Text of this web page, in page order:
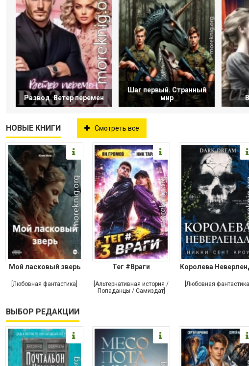
Развод. Ветер перемен
Шаг первый. Странный
мир
НОВЫЕ КНИГИ Смотреть все
Мой ласковый зверь
[Любовная фантастика]
Тег #Враги
[Альтернативная история /
Попаданцы / Самиздат]
Королева
[Любовная
ВЫБОР РЕДАКЦИИ